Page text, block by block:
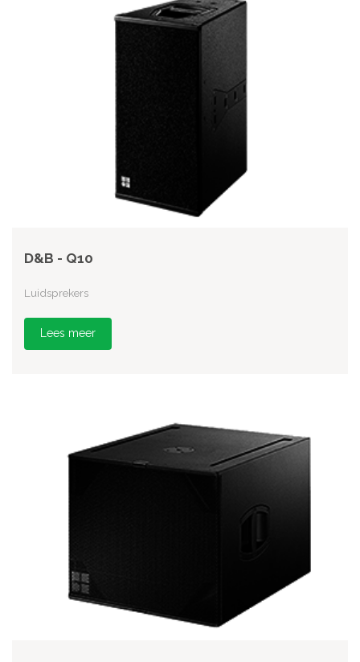
D&B - Q10
Luidsprekers
Lees meer